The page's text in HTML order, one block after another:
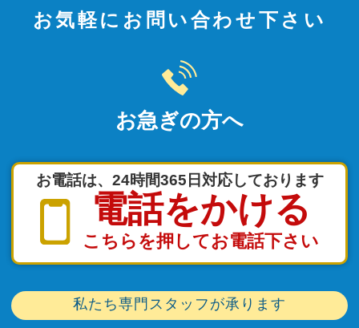
お気軽にお問い合わせ下さい
お急ぎの方へ
お電話は、24時間365日対応しております
電話をかける
こちらを押してお電話下さい
私たち専門スタッフが承ります